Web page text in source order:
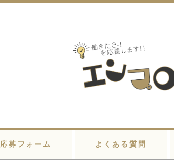
応募フォーム よくある質問